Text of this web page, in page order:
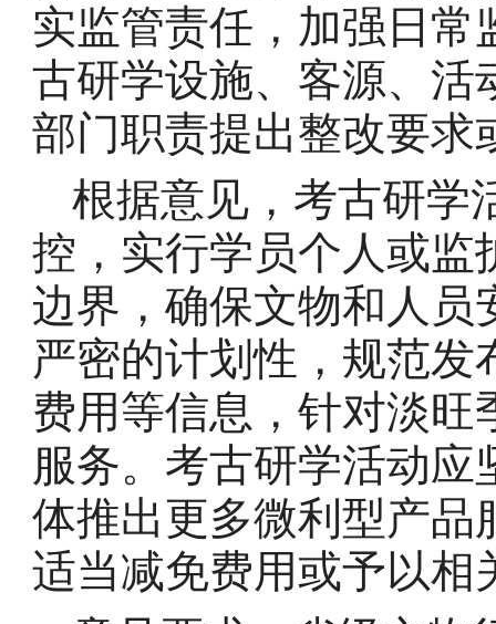
实监管责任，加强日
古研学设施、客源、活
部门职责提出整改要求
根据意见，考古研学
控，实行学员个人或监
边界，确保文物和人员
严密的计划性，规范
费用等信息，针对淡
服务。考古研学活动
体推出更多微利型产品
适当减免费用或予以相